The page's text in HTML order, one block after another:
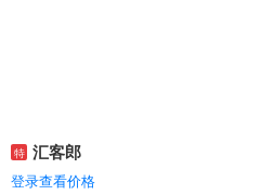
特 汇客郎
登录查看价格